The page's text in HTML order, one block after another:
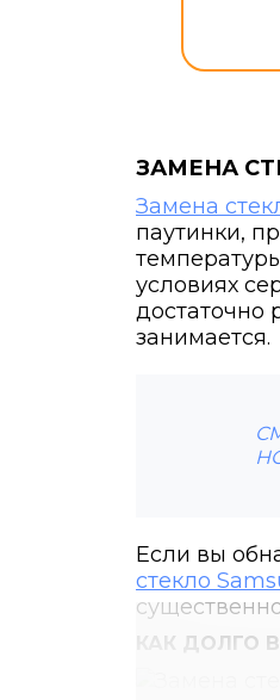
ЗАМЕНА
Замена
паутинки,
условиях
достаточно
занимается.
Если вы
стекло
КАК ДОЛГО